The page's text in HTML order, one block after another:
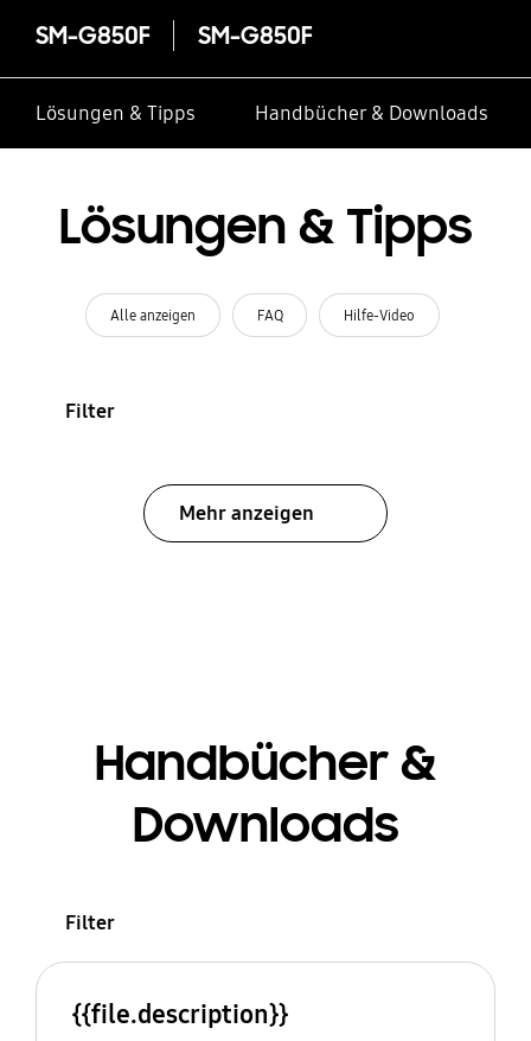
SM-G850F SM-G850F
Lösungen & Tipps Handbücher & Downloads
Lösungen & Tipps
Alle anzeigen FAQ Hilfe-Video
Filter
Mehr anzeigen
Handbücher &
Downloads
Filter
{{file.description}}